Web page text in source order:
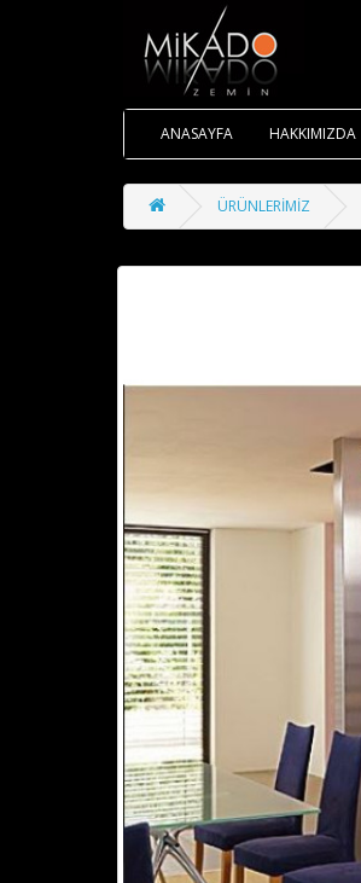
ANASAYFA HAKKIMIZDA
ÜRÜNLERİMİZ